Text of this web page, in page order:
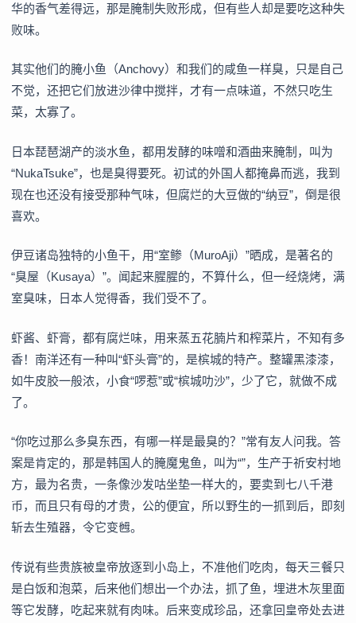
华的香气差得远，那是腌制失败形成，但有些人却是要吃这种失
败味。
其实他们的腌小鱼（Anchovy）和我们的咸鱼一样臭，只是自己
不觉，还把它们放进沙律中搅拌，才有一点味道，不然只吃生
菜，太寡了。
日本琵琶湖产的淡水鱼，都用发酵的味噌和酒曲来腌制，叫为
“NukaTsuke”，也是臭得要死。初试的外国人都掩鼻而逃，我到
现在也还没有接受那种气味，但腐烂的大豆做的“纳豆”，倒是很
喜欢。
伊豆诸岛独特的小鱼干，用“室鲹（MuroAji）”晒成，是著名的
“臭屋（Kusaya）”。闻起来腥腥的，不算什么，但一经烧烤，满
室臭味，日本人觉得香，我们受不了。
虾酱、虾膏，都有腐烂味，用来蒸五花腩片和榨菜片，不知有多
香！南洋还有一种叫“虾头膏”的，是槟城的特产。整罐黑漆漆，
如牛皮胶一般浓，小食“啰惹”或“槟城叻沙”，少了它，就做不成
了。
“你吃过那么多臭东西，有哪一样是最臭的？”常有友人问我。答
案是肯定的，那是韩国人的腌魔鬼鱼，叫为“”，生产于祈安村地
方，最为名贵，一条像沙发咕坐垫一样大的，要卖到七八千港
币，而且只有母的才贵，公的便宜，所以野生的一抓到后，即刻
斩去生殖器，令它变乸。
传说有些贵族被皇帝放逐到小岛上，不准他们吃肉，每天三餐只
是白饭和泡菜，后来他们想出一个办法，抓了鱼，埋进木灰里面
等它发酵，吃起来就有肉味。后来变成珍品，还拿回皇帝处去进